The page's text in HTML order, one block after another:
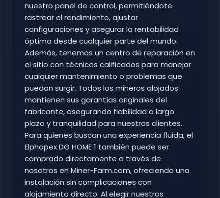
nuestro panel de control, permitiéndote
rastrear el rendimiento, ajustar
configuraciones y asegurar la rentabilidad
óptima desde cualquier parte del mundo.
Además, tenemos un centro de reparación en
el sitio con técnicos calificados para manejar
cualquier mantenimiento o problemas que
puedan surgir. Todos los mineros alojados
mantienen sus garantías originales del
fabricante, asegurando fiabilidad a largo
plazo y tranquilidad para nuestros clientes.
Para quienes buscan una experiencia fluida, el
Elphapex DG HOME 1 también puede ser
comprado directamente a través de
nosotros en Miner-Farm.com, ofreciendo una
instalación sin complicaciones con
alojamiento directo. Al elegir nuestros